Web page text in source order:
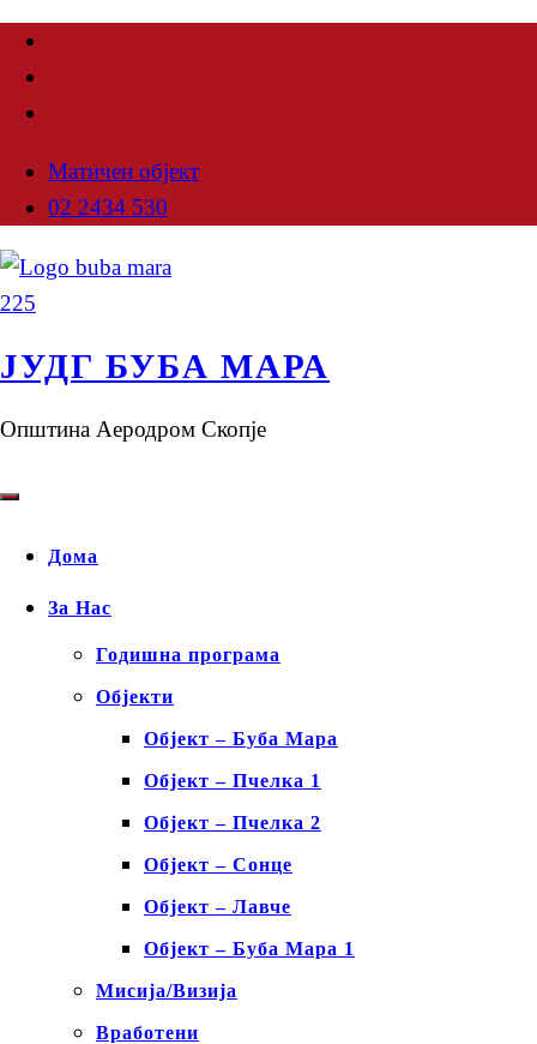
Матичен објект
02 2434 530
ЈУДГ БУБА МАРА
Општина Аеродром Скопје
Дома
За Нас
Годишна програма
Објекти
Објект – Буба Мара
Објект – Пчелка 1
Објект – Пчелка 2
Објект – Сонце
Објект – Лавче
Објект – Буба Мара 1
Мисија/Визија
Вработени